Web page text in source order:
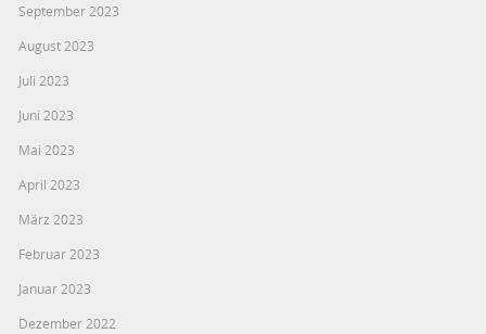
September 2023
August 2023
Juli 2023
Juni 2023
Mai 2023
April 2023
März 2023
Februar 2023
Januar 2023
Dezember 2022